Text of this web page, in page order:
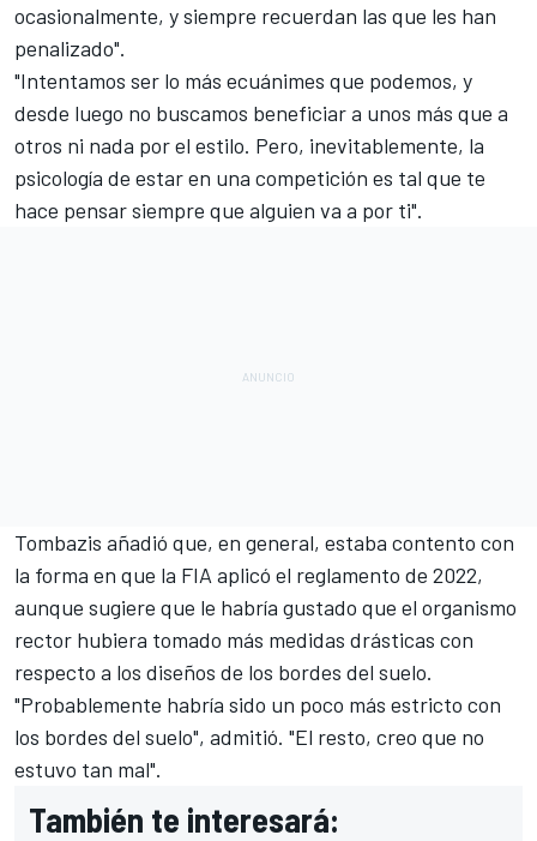
ocasionalmente, y siempre recuerdan las que les han
penalizado".
"Intentamos ser lo más ecuánimes que podemos, y
desde luego no buscamos beneficiar a unos más que a
otros ni nada por el estilo. Pero, inevitablemente, la
psicología de estar en una competición es tal que te
hace pensar siempre que alguien va a por ti".
Tombazis añadió que, en general, estaba contento con
la forma en que la FIA aplicó el reglamento de 2022,
aunque sugiere que le habría gustado que el organismo
rector hubiera tomado más medidas drásticas con
respecto a los diseños de los bordes del suelo.
"Probablemente habría sido un poco más estricto con
los bordes del suelo", admitió. "El resto, creo que no
estuvo tan mal".
También te interesará: